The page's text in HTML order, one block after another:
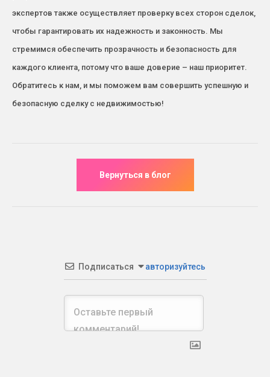
экспертов также осуществляет проверку всех сторон сделок,
чтобы гарантировать их надежность и законность. Мы
стремимся обеспечить прозрачность и безопасность для
каждого клиента, потому что ваше доверие – наш приоритет.
Обратитесь к нам, и мы поможем вам совершить успешную и
безопасную сделку с недвижимостью!
Подписаться авторизуйтесь